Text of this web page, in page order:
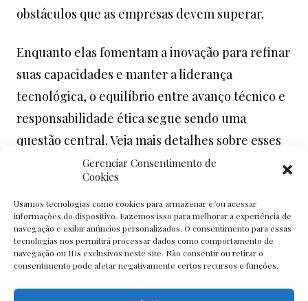
Gerenciar Consentimento de
Cookies
Usamos tecnologias como cookies para armazenar e/ou acessar
informações do dispositivo. Fazemos isso para melhorar a experiência de
navegação e exibir anúncios personalizados. O consentimento para essas
tecnologias nos permitirá processar dados como comportamento de
navegação ou IDs exclusivos neste site. Não consentir ou retirar o
consentimento pode afetar negativamente certos recursos e funções.
obstáculos que as empresas devem superar.
Enquanto elas fomentam a inovação para refinar
suas capacidades e manter a liderança
tecnológica, o equilíbrio entre avanço técnico e
responsabilidade ética segue sendo uma
questão central. Veja mais detalhes sobre esses
desafios enfrentados pelos líderes do setor de
IA na matéria completa em Bloomberg.
Para mais informações, acesse a matéria em:
https://www.bloomberg.com/news/articles/2024-
11-13/openai-google-and-anthropic-are-
struggling-to-build-more-advanced-ai